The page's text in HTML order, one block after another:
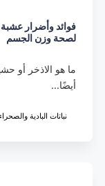
فوائد وأضرار
لصحة وزن الجسم
ما هو الاذخر أو
أيضًا…
نباتات البادية والصحراء